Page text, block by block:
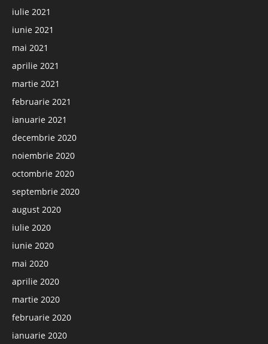
iulie 2021
iunie 2021
mai 2021
aprilie 2021
martie 2021
februarie 2021
ianuarie 2021
decembrie 2020
noiembrie 2020
octombrie 2020
septembrie 2020
august 2020
iulie 2020
iunie 2020
mai 2020
aprilie 2020
martie 2020
februarie 2020
ianuarie 2020